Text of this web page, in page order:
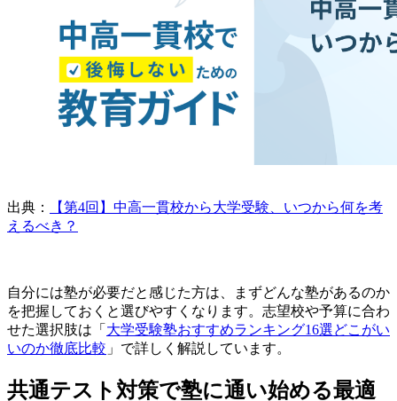
出典：
【第4回】中高一貫校から大学受験、いつから何を考
えるべき？
自分には塾が必要だと感じた方は、まずどんな塾があるのか
を把握しておくと選びやすくなります。志望校や予算に合わ
せた選択肢は「 大学受験塾おすすめランキング16選どこがい
いのか徹底比較 」で詳しく解説しています。
共通テスト対策で塾に通い始める最適